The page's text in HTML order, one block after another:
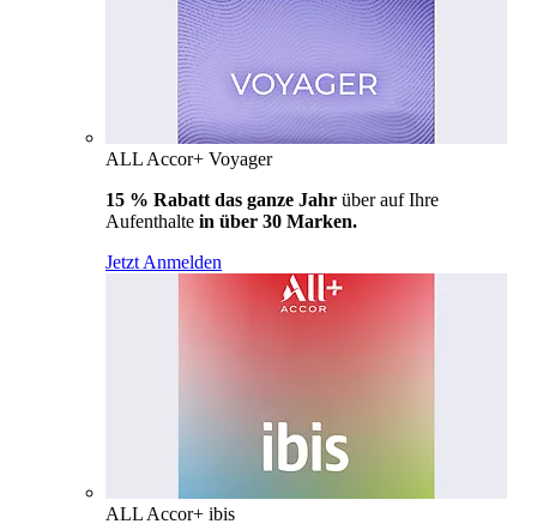
ALL Accor+ Voyager
15 % Rabatt das ganze Jahr über auf Ihre
Aufenthalte in über 30 Marken.
Jetzt Anmelden
ALL Accor+ ibis